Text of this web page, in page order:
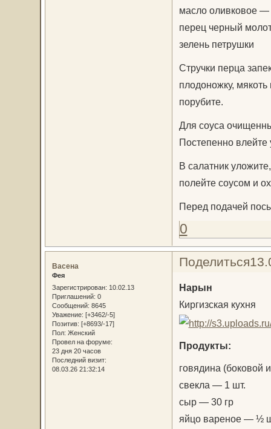
масло оливковое —
перец черный
зелень петрушки
Стручки перца
плодоножку,
порубите.
Для соуса
Постепенно влейте
В салатник
полейте соусом и
Перед подачей
0
Поделиться
Васена
Фея
Зарегистрирован: 10.02.13
Приглашений: 0
Сообщений: 8645
Уважение: [+3462/-5]
Позитив: [+8693/-17]
Пол: Женский
Провел на форуме:
23 дня 20 часов
Последний визит:
08.03.26 21:32:14
Нарын
Киргизская кухня
Продукты:
говядина (боковой
свекла — 1 шт.
сыр — 30 гр
яйцо вареное — ½